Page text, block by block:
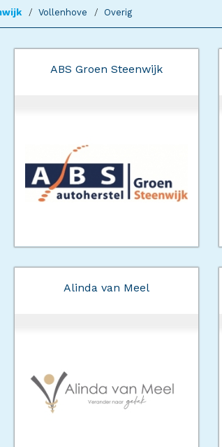
Vollenhove Overig
ABS Groen Steenwijk
Alinda van Meel